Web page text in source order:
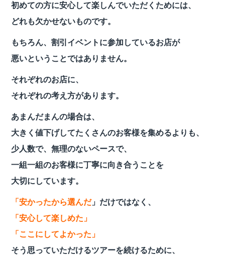
初めての方に安心して楽しんでいただくためには、
どれも欠かせないものです。
もちろん、割引イベントに参加しているお店が
悪いということではありません。
それぞれのお店に、
それぞれの考え方があります。
あまんだまんの場合は、
大きく値下げしてたくさんのお客様を集めるよりも、
少人数で、無理のないペースで、
一組一組のお客様に丁寧に向き合うことを
大切にしています。
「安かったから選んだ」だけではなく、
「安心して楽しめた」
「ここにしてよかった」
そう思っていただけるツアーを続けるために、